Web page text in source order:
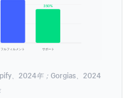
フルフィルメント サポート
350%
、2024年；Gorgias、2024